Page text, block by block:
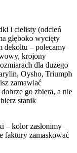
i cielisty (odcień
głęboko wycięty
dekoltu – polecamy
krojony
dla dużego
Oysho, Triumph
zamawiać
go zbiera, a nie
stanik
– kolor zasłonimy
faktury zamaskować